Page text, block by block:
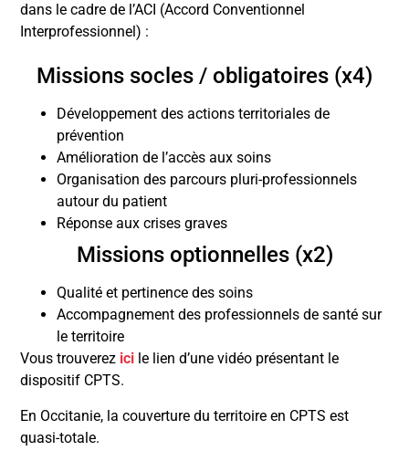
dans le cadre de l’ACI (Accord Conventionnel
Interprofessionnel) :
Missions socles / obligatoires (x4)
Développement des actions territoriales de
prévention
Amélioration de l’accès aux soins
Organisation des parcours pluri-professionnels
autour du patient
Réponse aux crises graves
Missions optionnelles (x2)
Qualité et pertinence des soins
Accompagnement des professionnels de santé sur
le territoire
Vous trouverez ici le lien d’une vidéo présentant le
dispositif CPTS.
En Occitanie, la couverture du territoire en CPTS est
quasi-totale.